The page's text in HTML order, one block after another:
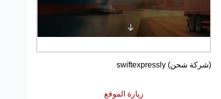
(شركة شحن) swiftexpressly
زيارة الموقع